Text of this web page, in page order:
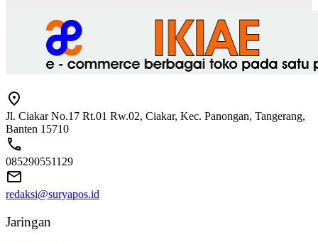
Jl. Ciakar No.17 Rt.01 Rw.02, Ciakar, Kec. Panongan, Tangerang,
Banten 15710
085290551129
redaksi@suryapos.id
Jaringan